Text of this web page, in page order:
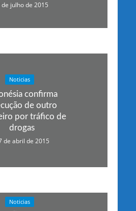
de julho de 2015
Noticias
confirma
de outro
por tráfico de
drogas
de abril de 2015
Noticias